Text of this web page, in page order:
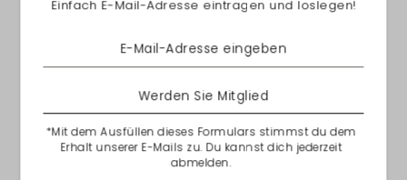
Über NANA KAY
Alle Artikel aus 925/- Sterlingsilber sind mit einer
hochwertigen, hellweißen Rhodiumschicht veredelt
um einen langanhaltenden Glanz zu erreichen.
Einfach E-Mail-Adresse eintragen und loslegen!
Werden Sie Mitglied
*Mit dem Ausfüllen dieses Formulars stimmst du dem
Erhalt unserer E-Mails zu. Du kannst dich jederzeit
abmelden.